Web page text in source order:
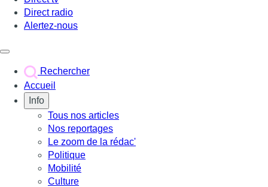
Direct radio
Alertez-nous
Rechercher
Accueil
Info
Tous nos articles
Nos reportages
Le zoom de la rédac'
Politique
Mobilité
Culture